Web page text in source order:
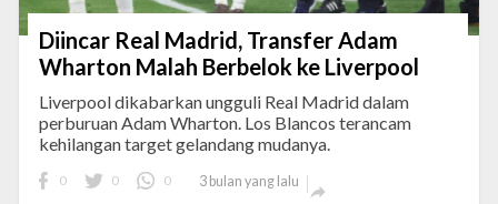
Diincar Real Madrid, Transfer Adam
Wharton Malah Berbelok ke Liverpool
Liverpool dikabarkan ungguli Real Madrid dalam
perburuan Adam Wharton. Los Blancos terancam
kehilangan target gelandang mudanya.
0 0 0 3 bulan yang lalu
